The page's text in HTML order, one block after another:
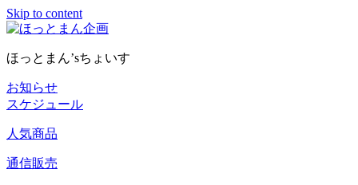
Skip to content
ほっとまん’sちょいす
お知らせ
スケジュール
人気商品
通信販売